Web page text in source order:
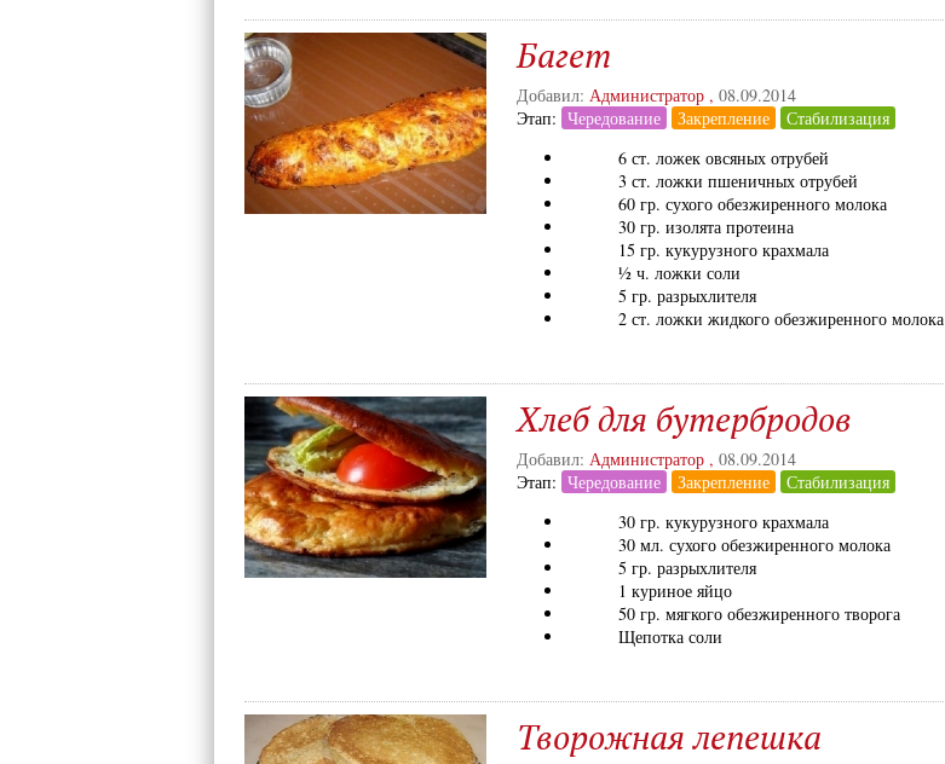
Багет
Добавил: Администратор , 08.09.2014
Этап: Чередование Закрепление
Стабилизация
6 ст. ложек овсяных отрубей
3 ст. ложки пшеничных отрубей
60 гр. сухого обезжиренного молока
30 гр. изолята протеина
15 гр. кукурузного крахмала
½ ч. ложки соли
5 гр. разрыхлителя
2 ст. ложки жидкого обезжиренного молока
Хлеб для бутербродов
Добавил: Администратор , 08.09.2014
Этап: Чередование Закрепление
Стабилизация
30 гр. кукурузного крахмала
30 мл. сухого обезжиренного молока
5 гр. разрыхлителя
1 куриное яйцо
50 гр. мягкого обезжиренного творога
Щепотка соли
Творожная лепешка